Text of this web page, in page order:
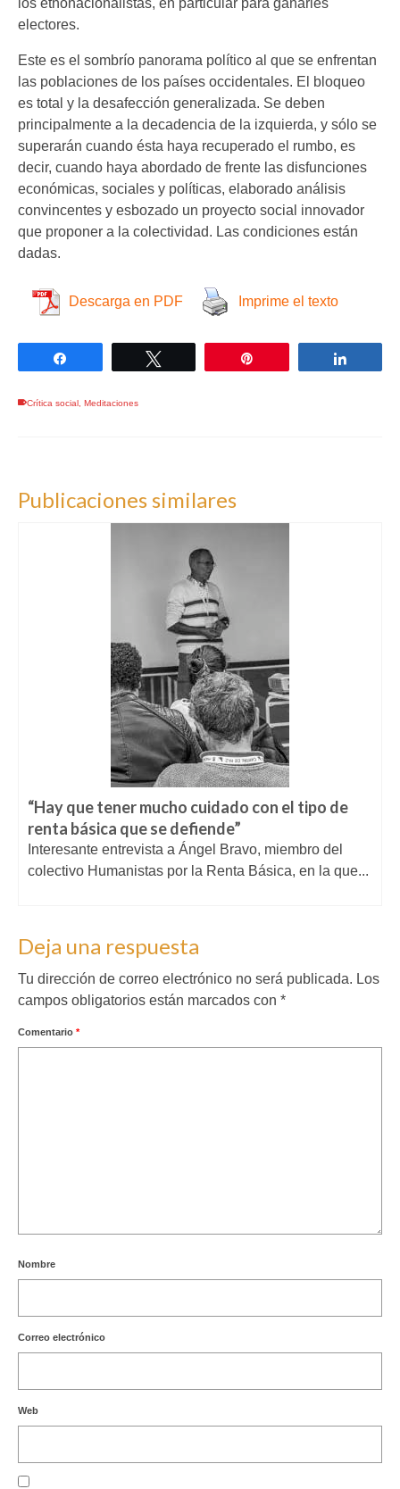
electores.
Este es el sombrío panorama político al que se enfrentan
las poblaciones de los países occidentales. El bloqueo
es total y la desafección generalizada. Se deben
principalmente a la decadencia de la izquierda, y sólo se
superarán cuando ésta haya recuperado el rumbo, es
decir, cuando haya abordado de frente las disfunciones
económicas, sociales y políticas, elaborado análisis
convincentes y esbozado un proyecto social innovador
que proponer a la colectividad. Las condiciones están
dadas.
Descarga en PDF Imprime el texto
Crítica social Meditaciones
Publicaciones similares
“Hay que tener mucho cuidado con el tipo de
renta básica que se defiende”
Interesante entrevista a Ángel Bravo, miembro del
colectivo Humanistas por la Renta Básica, en la que...
Deja una respuesta
Tu dirección de correo electrónico no será publicada. Los
campos obligatorios están marcados con *
Comentario *
Nombre
Correo electrónico
Web